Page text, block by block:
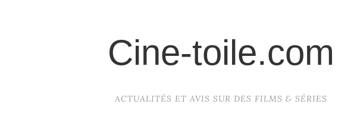
Cine-toile.com
ACTUALITÉS ET AVIS SUR DES FILMS & SÉRIES